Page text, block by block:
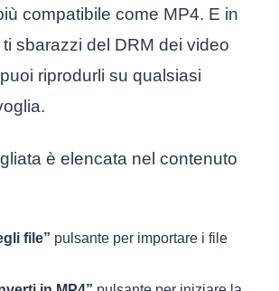
compatibile come MP4. E in
sbarazzi del DRM dei video
riprodurli su qualsiasi
è elencata nel contenuto
file” pulsante per importare i file